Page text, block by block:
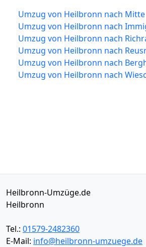
Umzug von Heilbronn nach Mitte
Umzug von Heilbronn nach
Umzug von Heilbronn nach
Umzug von Heilbronn nach
Umzug von Heilbronn nach
Umzug von Heilbronn nach
Heilbronn-Umzüge.de
Heilbronn
Tel.: 01579-2482360
E-Mail: info@heilbronn-umzuege.de